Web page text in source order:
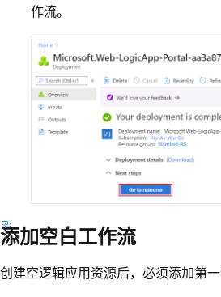
作流。
添加空白工作流
创建空逻辑应用资源后，必须添加第一